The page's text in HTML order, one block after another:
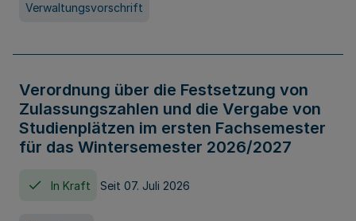
Verwaltungsvorschrift
Verordnung über die Festsetzung von
Zulassungszahlen und die Vergabe von
Studienplätzen im ersten Fachsemester
für das Wintersemester 2026/2027
In Kraft Seit 07. Juli 2026